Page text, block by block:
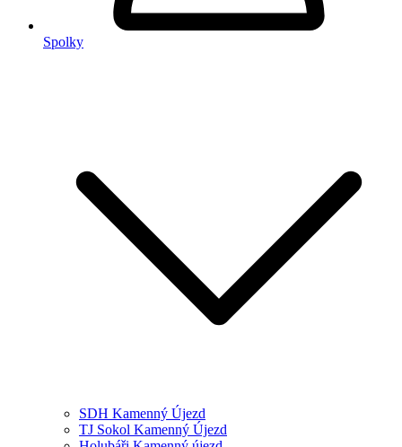
Spolky
SDH Kamenný Újezd
TJ Sokol Kamenný Újezd